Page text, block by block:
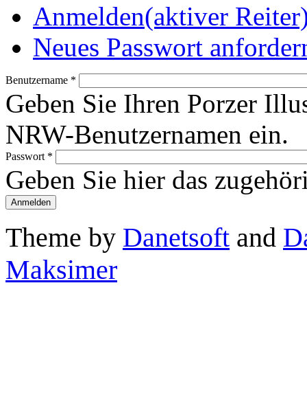
Anmelden(aktiver
Neues Passwort
Benutzername *
Geben Sie Ihren Porzer
NRW-Benutzernamen ein.
Passwort *
Geben Sie hier das
Theme by Danetsoft and
Maksimer